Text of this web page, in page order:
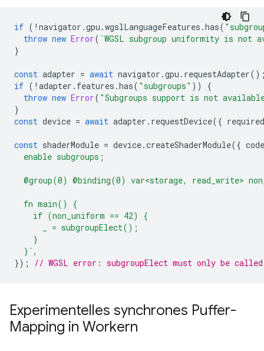
if ( ! navigator .gpu .wgslLanguageFeatures .has(
throw new Error( `WGSL subgroup uniformity is not
}
const adapter = await navigator .gpu . requestAdapter
if ( ! adapter . features .has( "subgroups" ))
{
throw new Error( "Subgroups support is not
}
const device = await adapter . requestDevice({
const shaderModule = device.createShaderModule({ code
  enable subgroups;
@group(0) @binding(0) var<storage, read_write>
  fn main() {
    if (non_uniform == 42) {
      _ = subgroupElect();
    }
  }`
,
});
// WGSL error: subgroupElect must only be
Experimentelles synchrones Puffer-
Mapping in Workern